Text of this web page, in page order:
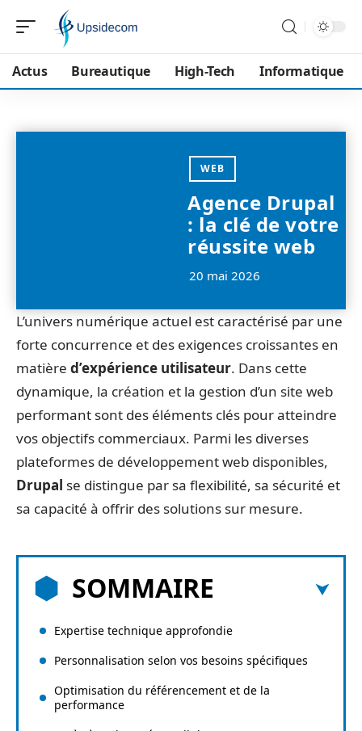
Actus Bureautique High-Tech Informatique
WEB
Agence Drupal
: la clé de votre
réussite web
20 mai 2026
L’univers numérique actuel est caractérisé par une
forte concurrence et des exigences croissantes en
matière d’expérience utilisateur. Dans cette
dynamique, la création et la gestion d’un site web
performant sont des éléments clés pour atteindre
vos objectifs commerciaux. Parmi les diverses
plateformes de développement web disponibles,
Drupal se distingue par sa flexibilité, sa sécurité et
sa capacité à offrir des solutions sur mesure.
SOMMAIRE
Expertise technique approfondie
Personnalisation selon vos besoins spécifiques
Optimisation du référencement et de la
performance